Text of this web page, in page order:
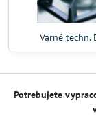
Varné techn.
Potrebujete